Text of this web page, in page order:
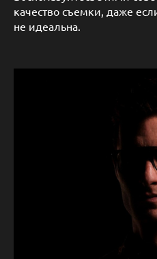
качество съемки, даже
не идеальна.